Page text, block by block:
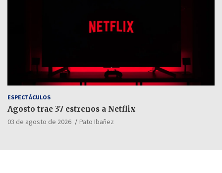
ESPECTÁCULOS
Agosto trae 37 estrenos a Netflix
03 de agosto de 2026 Pato Ibañez